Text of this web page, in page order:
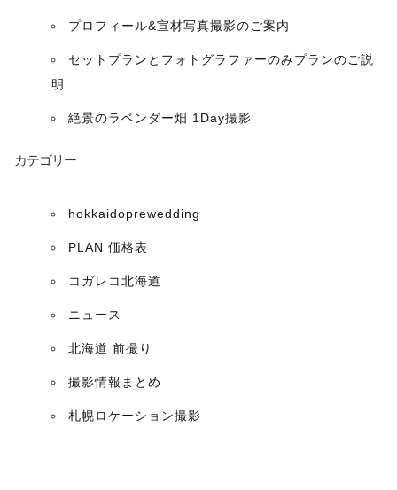
プロフィール&宣材写真撮影のご案内
セットプランとフォトグラファーのみプランのご説
明
絶景のラベンダー畑 1Day撮影
カテゴリー
hokkaidoprewedding
PLAN 価格表
コガレコ北海道
ニュース
北海道 前撮り
撮影情報まとめ
札幌ロケーション撮影